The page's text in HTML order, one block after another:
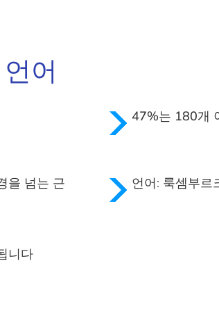
어
47%는 180개
을 넘는 근
언어: 룩셈부르
니다